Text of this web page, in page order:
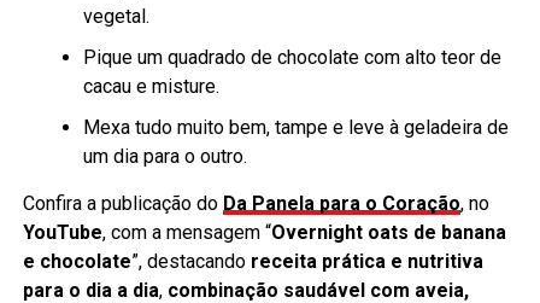
vegetal.
Pique um quadrado de chocolate com alto teor de
cacau e misture.
Mexa tudo muito bem, tampe e leve à geladeira de
um dia para o outro.
Confira a publicação do Da Panela para o Coração, no
YouTube, com a mensagem “Overnight oats de banana
e chocolate”, destacando receita prática e nutritiva
para o dia a dia, combinação saudável com aveia,